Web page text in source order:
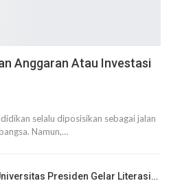
Anggaran Atau Investasi
selalu diposisikan sebagai jalan
Namun,…
Presiden Gelar Literasi…